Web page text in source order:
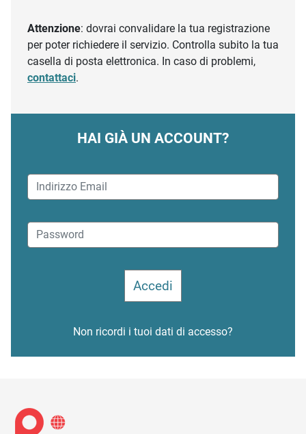
Attenzione: dovrai convalidare la tua registrazione
per poter richiedere il servizio. Controlla subito la tua
casella di posta elettronica. In caso di problemi,
contattaci.
HAI GIÀ UN ACCOUNT?
Non ricordi i tuoi dati di accesso?